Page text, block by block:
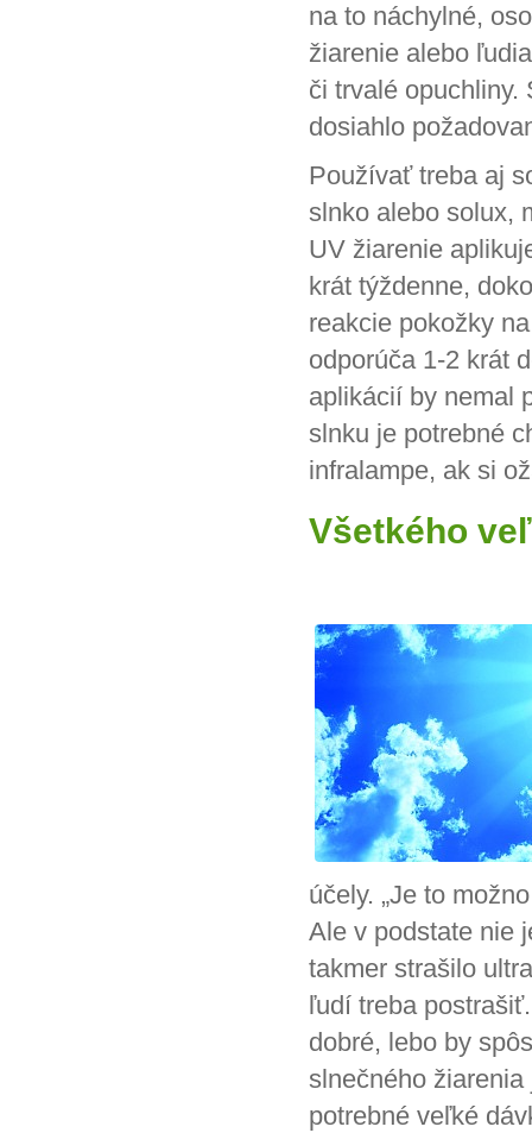
na to náchylné,
žiarenie alebo
či trvalé opuchliny.
dosiahlo
Používať treba aj
slnko alebo solux,
UV žiarenie
krát týždenne,
reakcie pokožky
odporúča 1-2 krát
aplikácií by nemal
slnku je potrebné
infralampe, ak si
Všetkého
účely. „Je to
Ale v podstate nie
takmer strašilo
ľudí treba
dobré, lebo by
slnečného
potrebné veľké